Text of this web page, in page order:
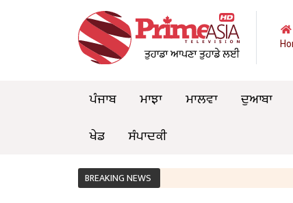
ਪੰਜਾਬ ਮਾਝਾ ਮਾਲਵਾ ਦੁਆਬਾ
ਖੇਡ
ਸੰਪਾਦਕੀ
BREAKING NEWS